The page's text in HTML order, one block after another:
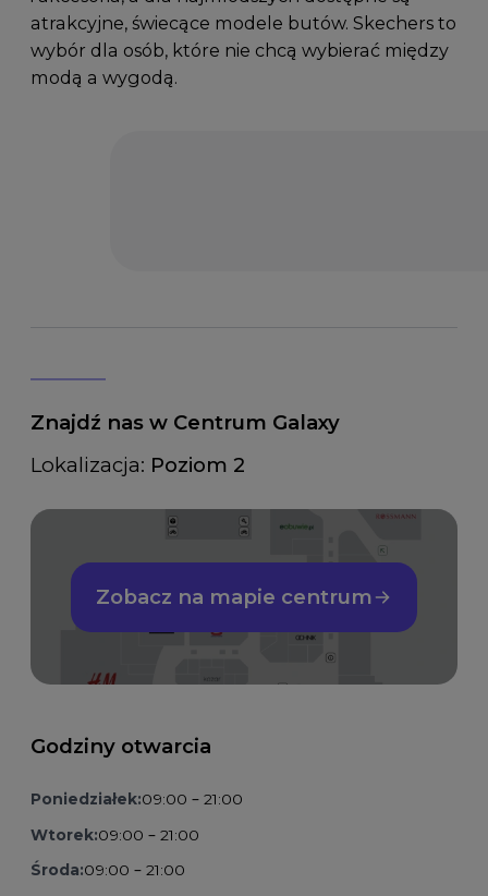
atrakcyjne, świecące modele butów. Skechers to
wybór dla osób, które nie chcą wybierać między
modą a wygodą.
Znajdź nas w Centrum Galaxy
Lokalizacja: Poziom 2
Zobacz na mapie centrum
Godziny otwarcia
Poniedziałek:09:00 – 21:00
Wtorek:09:00 – 21:00
Środa:09:00 – 21:00